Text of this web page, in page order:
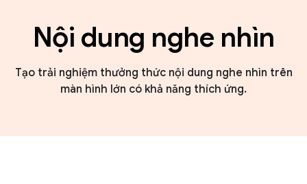
Nội dung nghe nhìn
Tạo trải nghiệm thưởng thức nội dung nghe nhìn trên
màn hình lớn có khả năng thích ứng.